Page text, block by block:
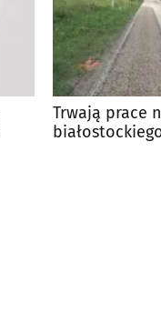
Trwają prace